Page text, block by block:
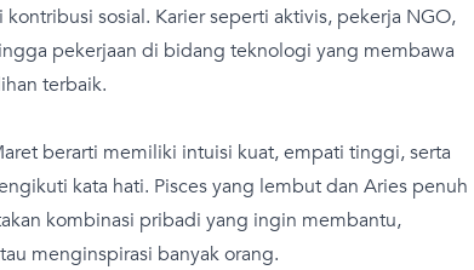
sosial. Karier seperti aktivis, pekerja NGO,
pekerjaan di bidang teknologi yang membawa
terbaik.
berarti memiliki intuisi kuat, empati tinggi, serta
kata hati. Pisces yang lembut dan Aries penuh
kombinasi pribadi yang ingin membantu,
menginspirasi banyak orang.